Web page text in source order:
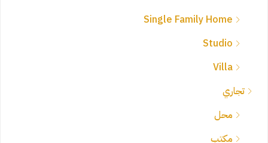
Single Family Home
Studio
Villa
تجاري
محل
مكتب